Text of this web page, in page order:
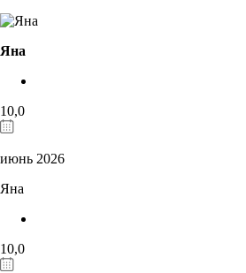
Яна
10,0
июнь 2026
Яна
10,0